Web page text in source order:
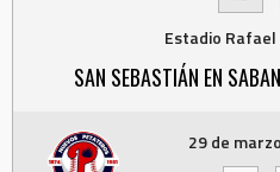
Estadio
SAN SEBASTIÁN EN
29 de